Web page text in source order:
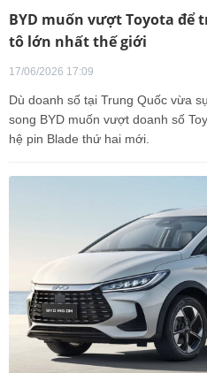
BYD muốn vượt Toyota để
tô lớn nhất thế giới
17/06/2026 17:09
Dù doanh số tại Trung Quốc vừa
song BYD muốn vượt doanh số
hệ pin Blade thứ hai mới.